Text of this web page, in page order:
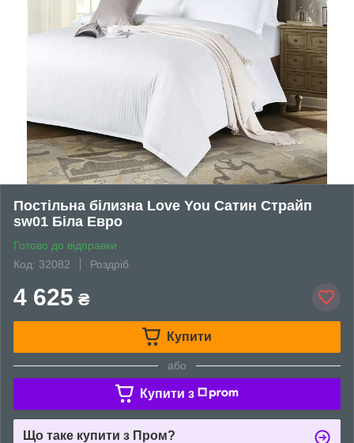
Постільна білизна Love You Сатин Страйп
sw01 Біла Евро
Готово до відправки
Код: 32082
Роздріб
4 625 ₴
Купити
або
Купити з
Що таке купити з Пром?